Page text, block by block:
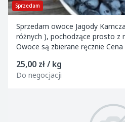
Sprzedam
Sprzedam owoce Jagody
różnych ), pochodzące prosto z mojej plantacji 5 ha.
Owoce są
25,00 zł / kg
Do negocjacji